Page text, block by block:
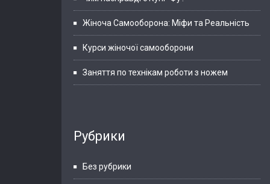
Жіноча Самооборона: Міфи та Реальність
Курси жіночої самооборони
Заняття по технікам роботи з ножем
Рубрики
Без рубрики